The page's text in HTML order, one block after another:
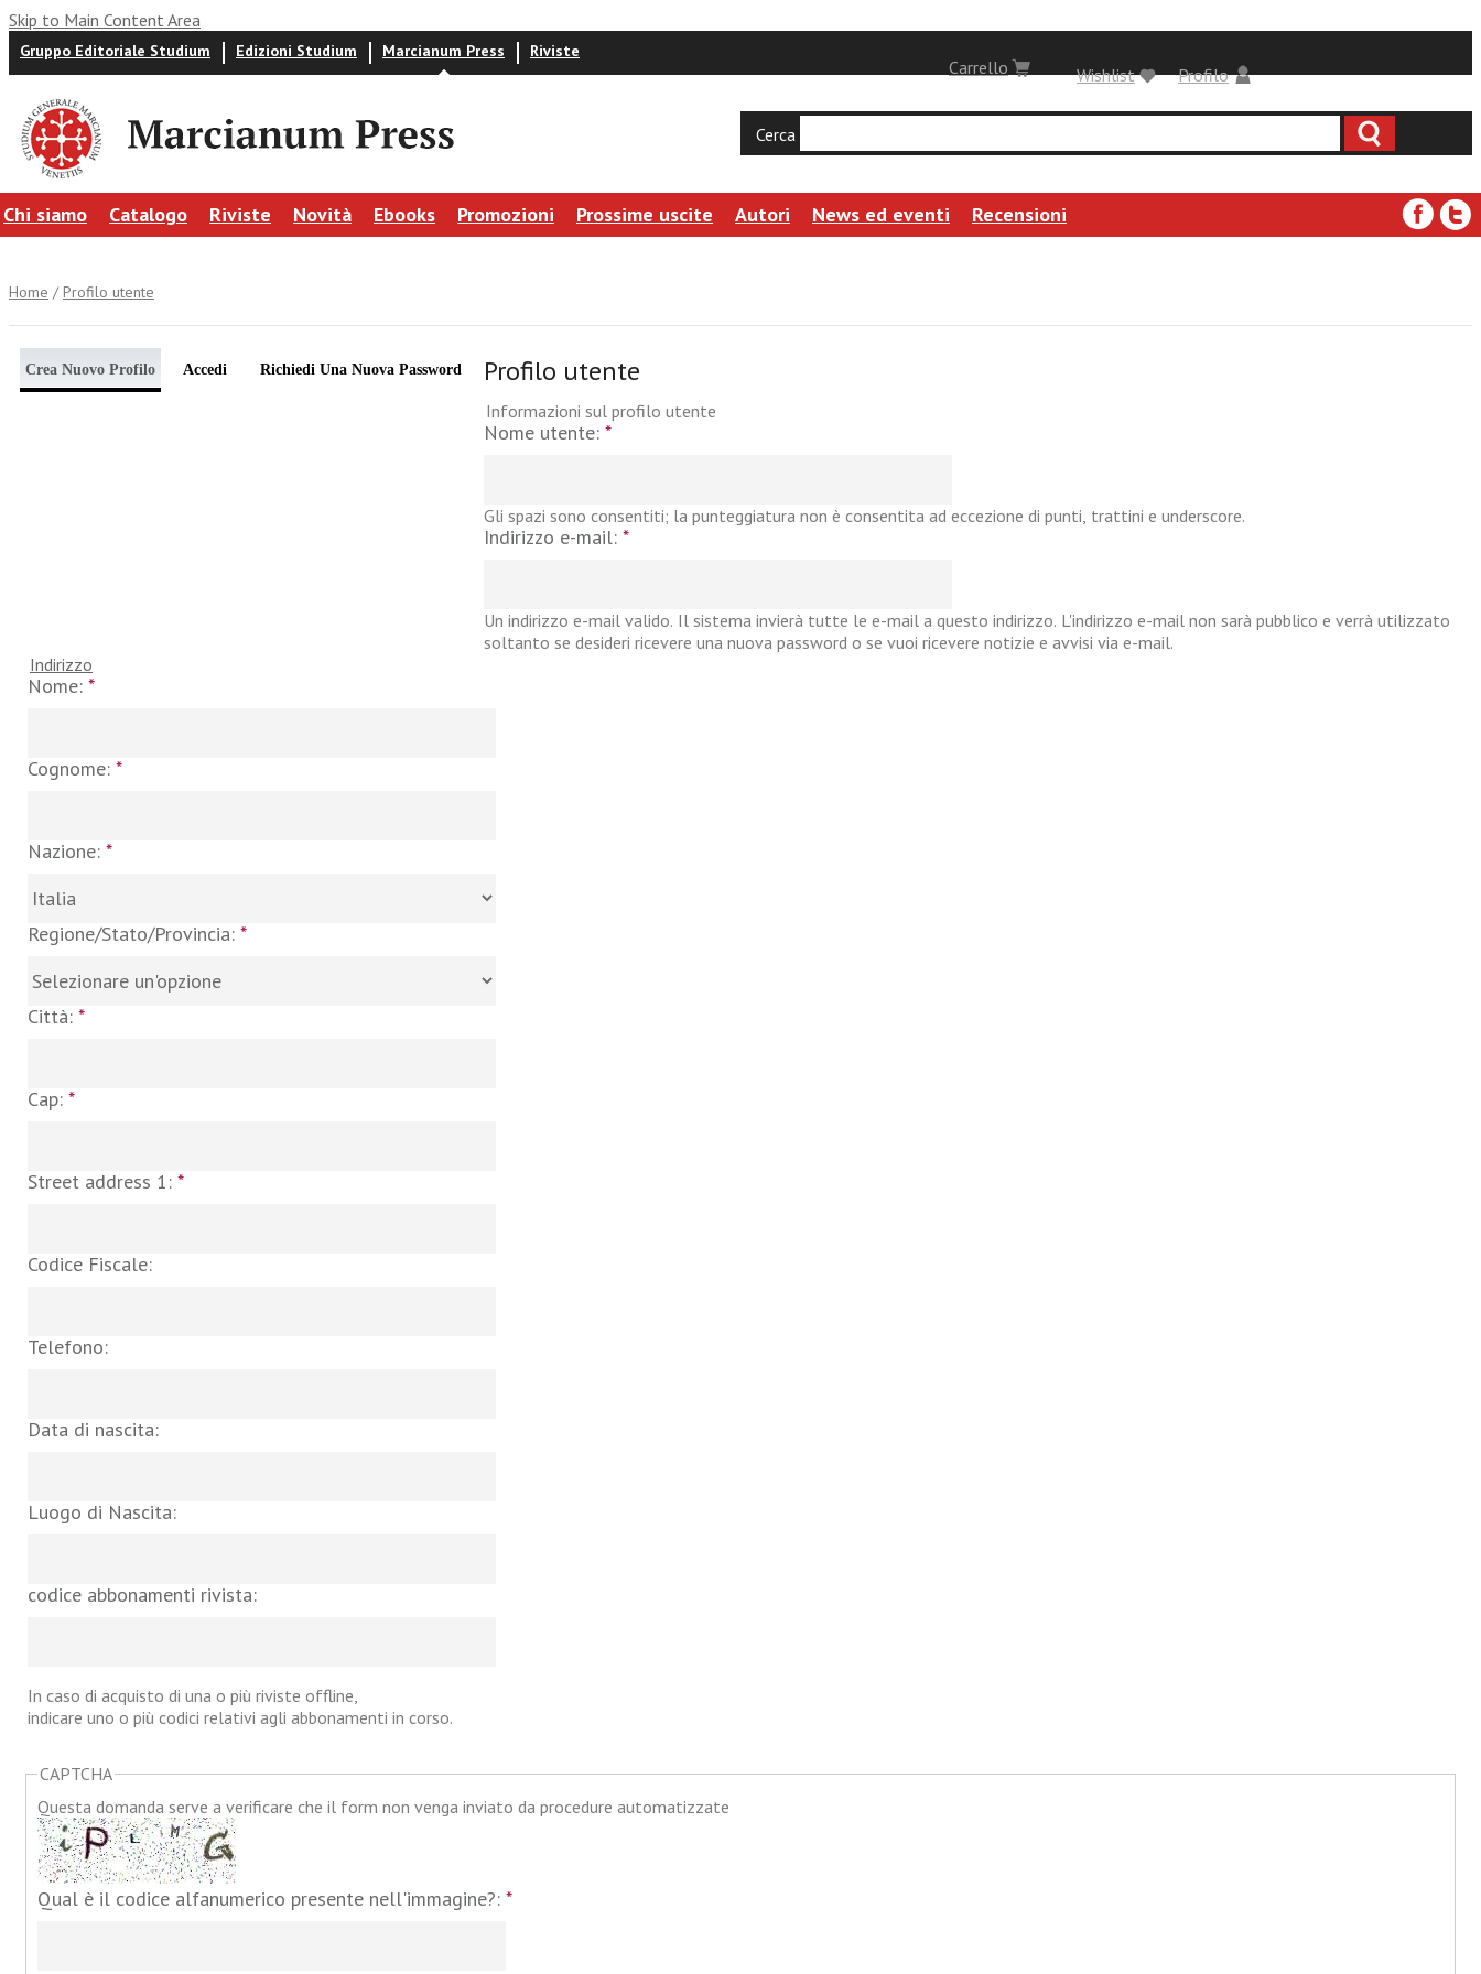
Skip to Main Content Area
Gruppo Editoriale Studium Edizioni Studium Marcianum Press Riviste
Carrello Profilo
Wishlist
Cerca
Chi siamo Catalogo Riviste Novità Ebooks Promozioni Prossime uscite Autori News ed eventi Recensioni
Home / Profilo utente
Crea Nuovo Profilo Accedi Richiedi Una Nuova Password Profilo utente
Informazioni sul profilo utente
Nome utente: *
Gli spazi sono consentiti; la punteggiatura non è consentita ad eccezione di punti, trattini e underscore.
Indirizzo e-mail: *
Un indirizzo e-mail valido. Il sistema invierà tutte le e-mail a questo indirizzo. L'indirizzo e-mail non sarà pubblico e verrà utilizzato
soltanto se desideri ricevere una nuova password o se vuoi ricevere notizie e avvisi via e-mail.
Indirizzo
Nome: *
Cognome: *
Nazione: *
Regione/Stato/Provincia: *
Città: *
Cap: *
Street address 1: *
Codice Fiscale:
Telefono:
Data di nascita:
Luogo di Nascita:
codice abbonamenti rivista:
In caso di acquisto di una o più riviste offline,
indicare uno o più codici relativi agli abbonamenti in corso.
CAPTCHA
Questa domanda serve a verificare che il form non venga inviato da procedure automatizzate
Qual è il codice alfanumerico presente nell'immagine?: *